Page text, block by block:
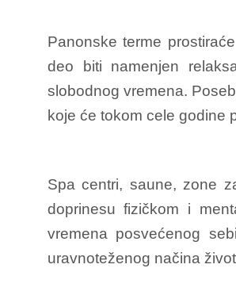
Panonske terme
deo biti namenjen
slobodnog vremena.
koje će tokom cele godine
Spa centri, saune, zone
doprinesu fizičkom i
vremena posvećenog
uravnoteženog načina